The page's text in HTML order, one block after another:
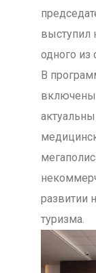
выступил
одного из
В
развитии
туризма.